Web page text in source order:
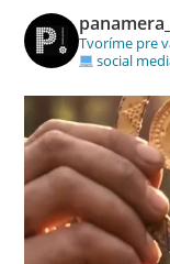
Tvoríme pre
social